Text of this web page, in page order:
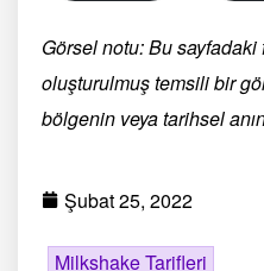
Görsel notu: Bu
oluşturulmuş temsili bir
bölgenin veya tarihsel
Şubat 25, 2022
Milkshake Tarifleri